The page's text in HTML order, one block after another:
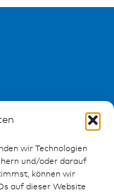
wir Technologien
und/oder darauf
können wir
auf dieser Website